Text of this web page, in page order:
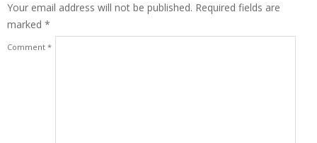
Your email address will not be published. Required fields are
marked *
Comment *